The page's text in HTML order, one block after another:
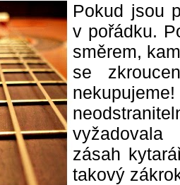
Pokud jsou
v pořádku.
směrem,
se
zásah
takový